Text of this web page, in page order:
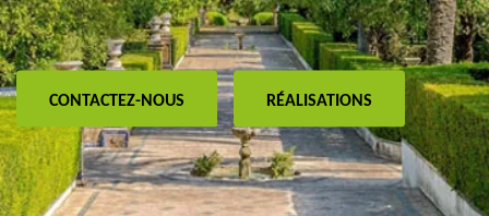
CONTACTEZ-NOUS RÉALISATIONS